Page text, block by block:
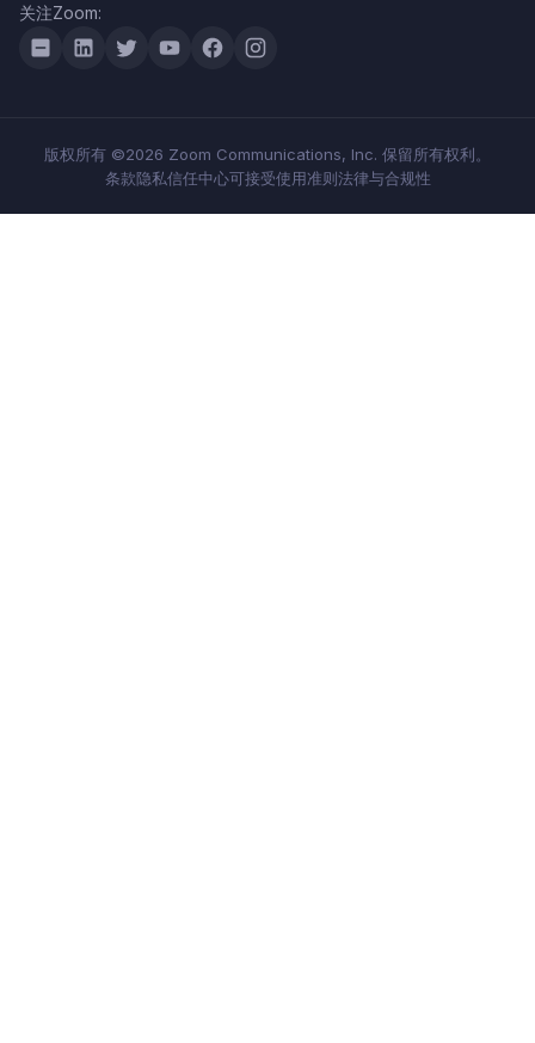
关注Zoom:
版权所有 ©2026 Zoom Communications, Inc. 保留所有权利。
条款隐私信任中心可接受使用准则法律与合规性